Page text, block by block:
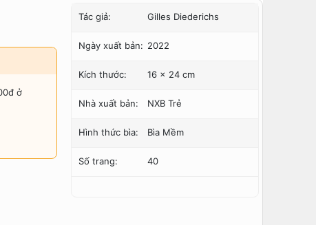
ở
Tác giả: Gilles Diederichs
Ngày xuất bản: 2022
Kích thước: 16 x 24 cm
Nhà xuất bản: NXB Trẻ
Hình thức bìa: Bìa Mềm
Số trang: 40